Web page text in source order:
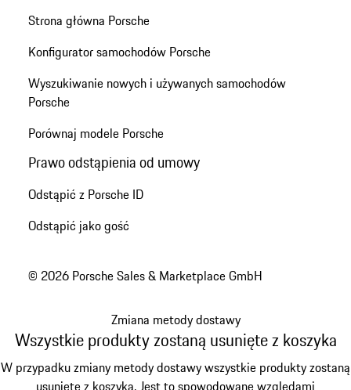
Strona główna Porsche
Konfigurator samochodów Porsche
Wyszukiwanie nowych i używanych samochodów
Porsche
Porównaj modele Porsche
Prawo odstąpienia od umowy
Odstąpić z Porsche ID
Odstąpić jako gość
© 2026 Porsche Sales & Marketplace GmbH
Zmiana metody dostawy
Wszystkie produkty zostaną usunięte z koszyka
W przypadku zmiany metody dostawy wszystkie produkty zostaną